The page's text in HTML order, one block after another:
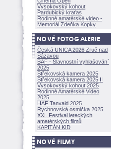
Vysokovský kohout
Pardubický kraťas
Rodinné amatérské video -
Memoriál Zdeňka Kopky
Česká UNICA 2026 Zruč nad
Sázavou
BAF - Slavnostní vyhlašování
2025
Střekovská kamera 2025
Střekovská kamera 2025 II
Vysokovský kohout 2025
Rodinné Amatérské Video
2025
HAF Tanvald 2025
Rychnovská osmička 2025
XXI. Festival leteckých
amatérských filmů
KAPITÁN KID